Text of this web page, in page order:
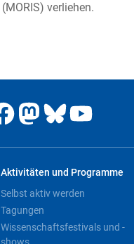
verliehen.
Aktivitäten und Programme
Selbst aktiv werden
Tagungen
Wissenschaftsfestivals und -
shows